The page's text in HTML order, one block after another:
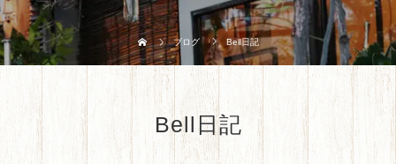
ブログ Bell日記
Bell日記